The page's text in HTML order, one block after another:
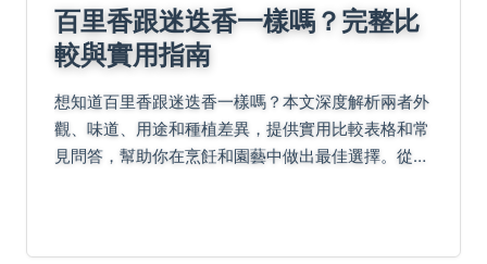
百里香跟迷迭香一樣嗎？完整比
較與實用指南
想知道百里香跟迷迭香一樣嗎？本文深度解析兩者外
觀、味道、用途和種植差異，提供實用比較表格和常
見問答，幫助你在烹飪和園藝中做出最佳選擇。從基